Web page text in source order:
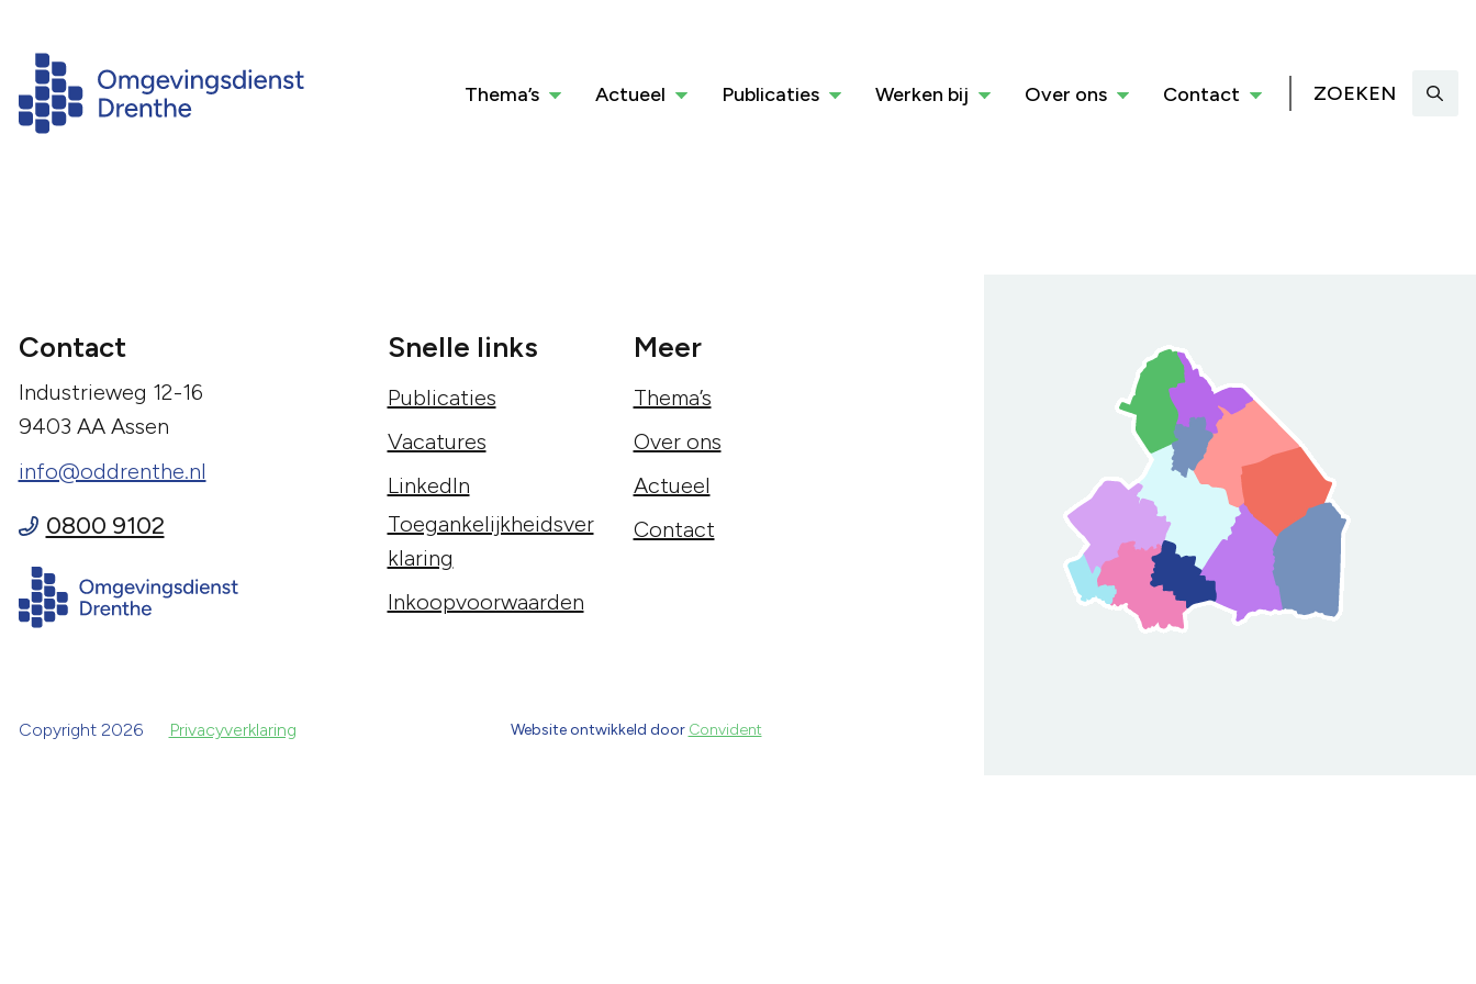
Thema’s Actueel Publicaties Werken bij Over ons Contact ZOEKEN
Contact
Industrieweg 12-16
9403 AA Assen
info@oddrenthe.nl
0800 9102
Snelle links
Publicaties
Vacatures
LinkedIn
Toegankelijkheidsver
klaring
Inkoopvoorwaarden
Meer
Thema’s
Over ons
Actueel
Contact
Copyright 2026 Privacyverklaring Website ontwikkeld door Convident